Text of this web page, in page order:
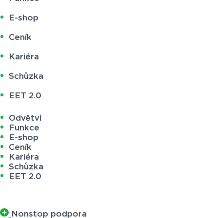
E-shop
Ceník
Kariéra
Schůzka
EET 2.0
Odvětví
Funkce
E-shop
Ceník
Kariéra
Schůzka
EET 2.0
Nonstop podpora